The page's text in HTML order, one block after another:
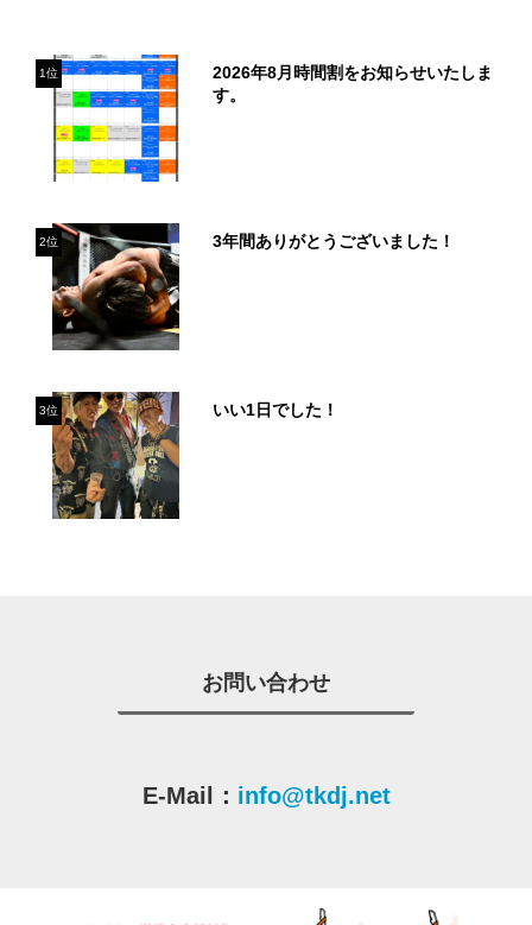
1位
2026年8月時間割をお知らせいたしま
す。
2位 3年間ありがとうございました！
3位 いい1日でした！
お問い合わせ
E-Mail： info@tkdj.net